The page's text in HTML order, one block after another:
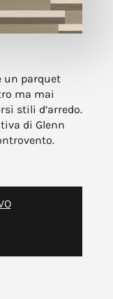
un parquet
ma mai
stili d’arredo.
di Glenn